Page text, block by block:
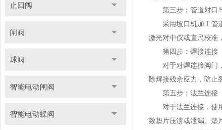
止回阀
闸阀
球阀
智能电动闸阀
智能电动蝶阀
第三步：管道对口
采用坡口机加工管道
激光对中仪或直尺校准
第四步：焊接连接
对于对焊连接阀门，
除焊接残余应力，防止
第五步：法兰连接
对于法兰连接，使用
致垫片压溃或泄漏。垫